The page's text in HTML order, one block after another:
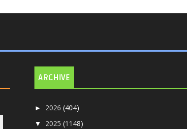
ARCHIVE
► 2026(404)
▼ 2025(1148)